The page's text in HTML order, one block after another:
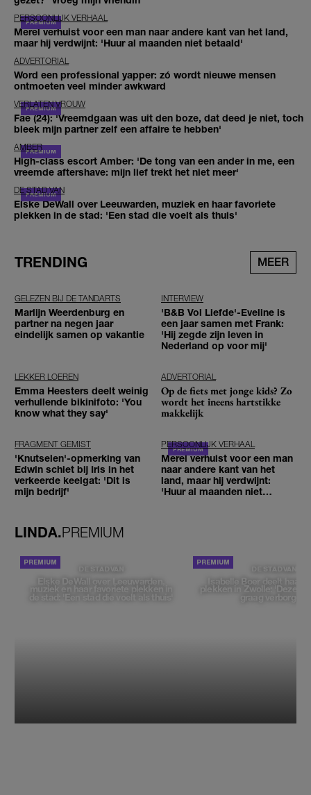
PERSOONLIJK VERHAAL
Merel verhuist voor een man naar andere kant van het land,
maar hij verdwijnt: 'Huur al maanden niet betaald'
ADVERTORIAL
Word een professional yapper: zó wordt nieuwe mensen
ontmoeten veel minder awkward
VERLATEN VROUW
Fae (24): 'Vreemdgaan was uit den boze, dat deed je niet, toch
bleek mijn partner zelf een affaire te hebben'
AMBER
High-class escort Amber: 'De tong van een ander in me, een
vreemde aftershave: mijn lief trekt het niet meer'
DE STAD VAN
Elske DeWall over Leeuwarden, muziek en haar favoriete
plekken in de stad: 'Een stad die voelt als thuis'
TRENDING MEER
GELEZEN BIJ DE TANDARTS
Marlijn Weerdenburg en
partner na negen jaar
eindelijk samen op vakantie
INTERVIEW
'B&B Vol Liefde'-Eveline is
een jaar samen met Frank:
'Hij zegde zijn leven in
Nederland op voor mij'
LEKKER LOEREN
Emma Heesters deelt weinig
verhullende bikinifoto: 'You
know what they say'
ADVERTORIAL
Op de fiets met jonge kids? Zo
wordt het ineens hartstikke
makkelijk
FRAGMENT GEMIST
'Knutselen'-opmerking van
Edwin schiet bij Iris in het
verkeerde keelgat: 'Dit is
mijn bedrijf'
PERSOONLIJK VERHAAL
Merel verhuist voor een man
naar andere kant van het
land, maar hij verdwijnt:
'Huur al maanden niet
LINDA.PREMIUM
DE STAD VAN
Elske DeWall over Leeuwarden,
muziek en haar favoriete plekken in
de stad: 'Een stad die voelt als thuis'
DE STAD VAN
Isabelle Boer deelt haar
plekken in Zwolle: 'Deze
graag verborgen'